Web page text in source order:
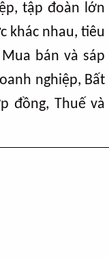
tập đoàn lớn
khác nhau, tiêu
bán và sáp
nghiệp, Bất
đồng, Thuế và